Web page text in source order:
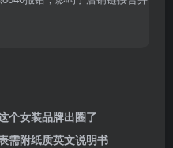
个女装品牌出圈了
需附纸质英文说明书